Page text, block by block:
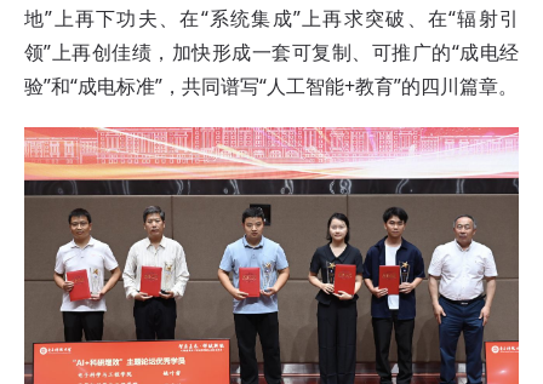
地”上再下功夫、在“系统集成”上再求突破、在“辐射引
领”上再创佳绩，加快形成一套可复制、可推广的“成电经
验”和“成电标准”，共同谱写“人工智能+教育”的四川篇章。